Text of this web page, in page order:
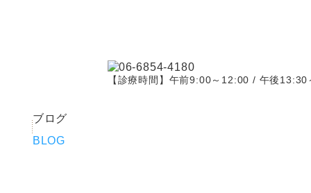
【診療時間】午前9:00～12:00 / 午後
ブログ
BLOG